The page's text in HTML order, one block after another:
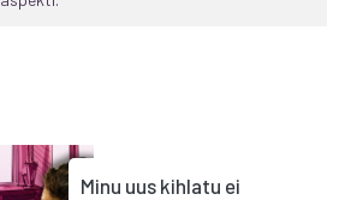
Minu uus kihlatu ei